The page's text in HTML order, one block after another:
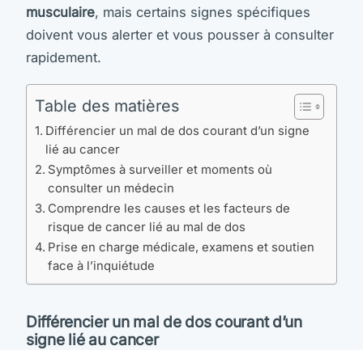
musculaire, mais certains signes spécifiques
doivent vous alerter et vous pousser à consulter
rapidement.
Table des matières
Différencier un mal de dos courant d’un signe
lié au cancer
Symptômes à surveiller et moments où
consulter un médecin
Comprendre les causes et les facteurs de
risque de cancer lié au mal de dos
Prise en charge médicale, examens et soutien
face à l’inquiétude
Différencier un mal de dos courant d’un
signe lié au cancer